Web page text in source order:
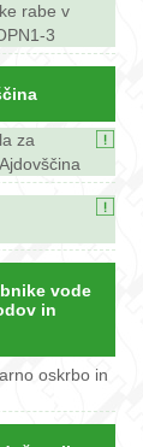
rabe v
3
za
vode
in
oskrbo in